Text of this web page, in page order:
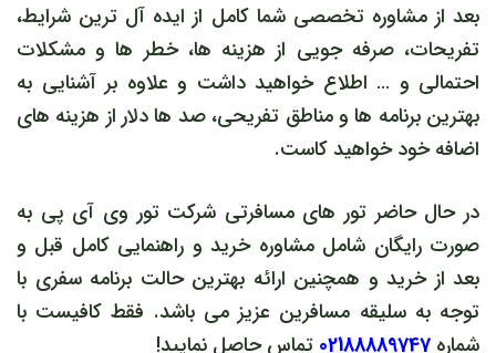
بعد از مشاوره تخصصی شما کامل از ایده آل ترین شرایط،
تفریحات، صرفه جویی از هزینه ها، خطر ها و مشکلات
احتمالی و … اطلاع خواهید داشت و علاوه بر آشنایی به
بهترین برنامه ها و مناطق تفریحی، صد ها دلار از هزینه های
اضافه خود خواهید کاست.
در حال حاضر تور های مسافرتی شرکت تور وی آی پی به
صورت رایگان شامل مشاوره خرید و راهنمایی کامل قبل و
بعد از خرید و همچنین ارائه بهترین حالت برنامه سفری با
توجه به سلیقه مسافرین عزیز می باشد. فقط کافیست با
شماره 02188889747 تماس حاصل نمایید!